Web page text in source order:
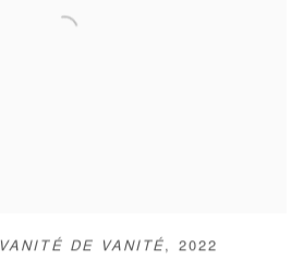
VANITÉ DE VANITÉ , 2022